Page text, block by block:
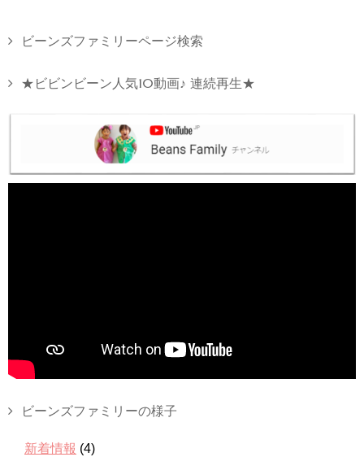
ビーンズファミリーページ検索
★ビビンビーン人気10動画♪ 連続再生★
ビーンズファミリーの様子
新着情報 (4)